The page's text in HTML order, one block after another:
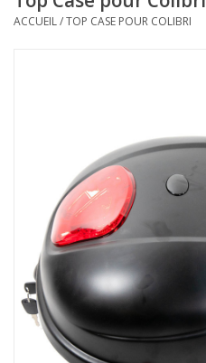
ACCUEIL/TOP CASE POUR COLIBRI